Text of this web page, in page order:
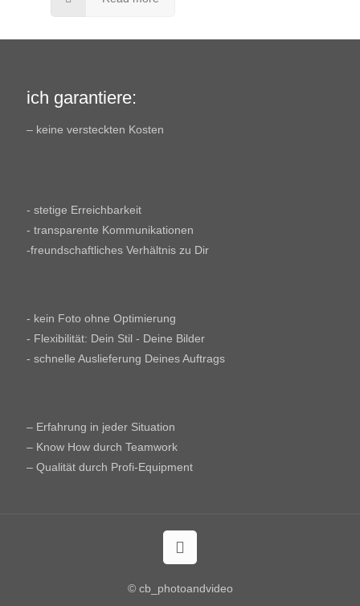
ich garantiere:
– keine versteckten Kosten
- stetige Erreichbarkeit
- transparente Kommunikationen
-freundschaftliches Verhältnis zu Dir
- kein Foto ohne Optimierung
- Flexibilität: Dein Stil - Deine Bilder
- schnelle Auslieferung Deines Auftrags
– Erfahrung in jeder Situation
– Know How durch Teamwork
– Qualität durch Profi-Equipment
© cb_photoandvideo